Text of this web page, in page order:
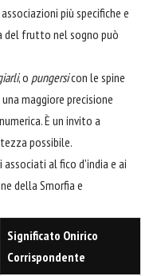
più specifiche e
del frutto nel sogno può
, o pungersicon le spine
maggiore precisione
È un invito a
possibile.
al fico d'india e ai
della Smorfia e
Significato Onirico
Corrispondente